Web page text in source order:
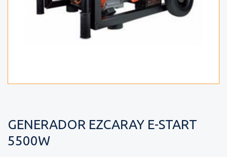
GENERADOR EZCARAY E-START
5500W